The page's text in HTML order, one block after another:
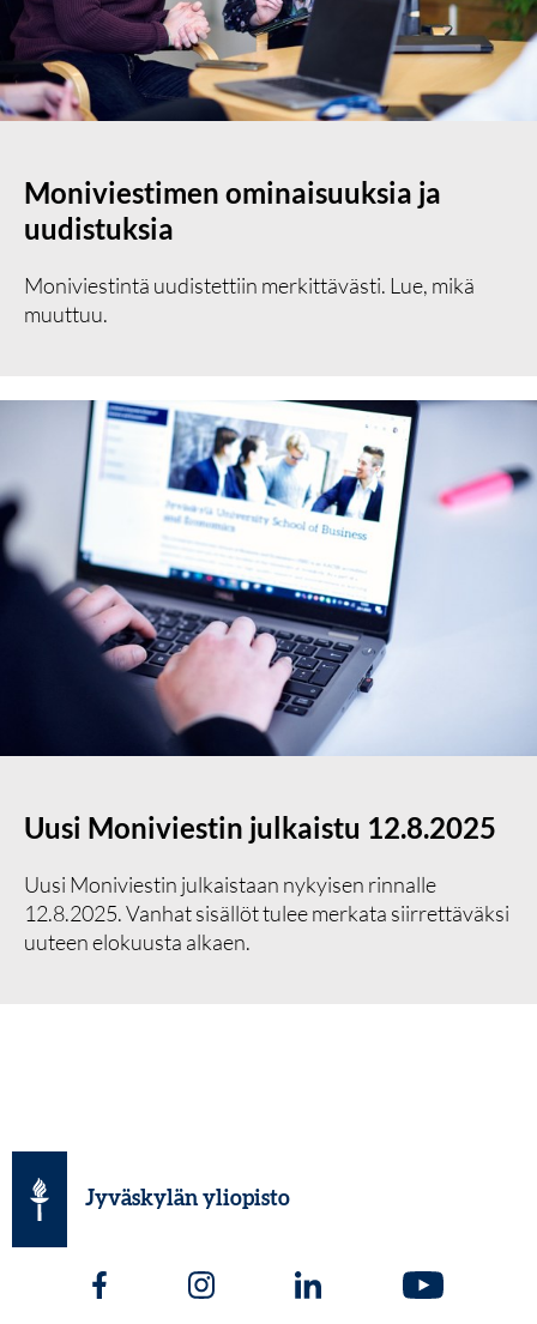
Moniviestimen ominaisuuksia ja
uudistuksia
Moniviestintä uudistettiin merkittävästi. Lue, mikä
muuttuu.
Uusi Moniviestin julkaistu 12.8.2025
Uusi Moniviestin julkaistaan nykyisen rinnalle
12.8.2025. Vanhat sisällöt tulee merkata siirrettäväksi
uuteen elokuusta alkaen.
Jyväskylän yliopisto